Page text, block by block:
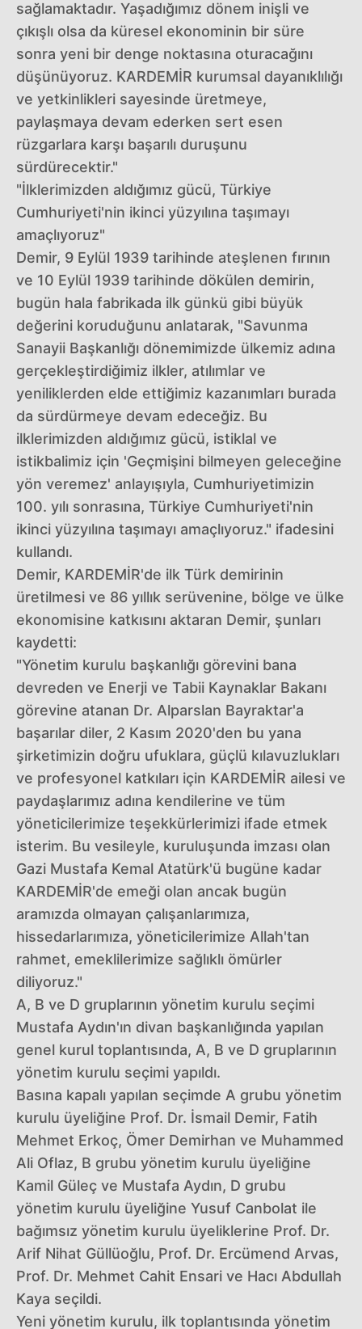
sağlamaktadır. Yaşadığımız dönem inişli ve
çıkışlı olsa da küresel ekonominin bir süre
sonra yeni bir denge noktasına oturacağını
düşünüyoruz. KARDEMİR kurumsal dayanıklılığı
ve yetkinlikleri sayesinde üretmeye,
paylaşmaya devam ederken sert esen
rüzgarlara karşı başarılı duruşunu
sürdürecektir."
"İlklerimizden aldığımız gücü, Türkiye
Cumhuriyeti'nin ikinci yüzyılına taşımayı
amaçlıyoruz"
Demir, 9 Eylül 1939 tarihinde ateşlenen fırının
ve 10 Eylül 1939 tarihinde dökülen demirin,
bugün hala fabrikada ilk günkü gibi büyük
değerini koruduğunu anlatarak, "Savunma
Sanayii Başkanlığı dönemimizde ülkemiz adına
gerçekleştirdiğimiz ilkler, atılımlar ve
yeniliklerden elde ettiğimiz kazanımları burada
da sürdürmeye devam edeceğiz. Bu
ilklerimizden aldığımız gücü, istiklal ve
istikbalimiz için 'Geçmişini bilmeyen geleceğine
yön veremez' anlayışıyla, Cumhuriyetimizin
100. yılı sonrasına, Türkiye Cumhuriyeti'nin
ikinci yüzyılına taşımayı amaçlıyoruz." ifadesini
kullandı.
Demir, KARDEMİR'de ilk Türk demirinin
üretilmesi ve 86 yıllık serüvenine, bölge ve ülke
ekonomisine katkısını aktaran Demir, şunları
kaydetti:
"Yönetim kurulu başkanlığı görevini bana
devreden ve Enerji ve Tabii Kaynaklar Bakanı
görevine atanan Dr. Alparslan Bayraktar'a
başarılar diler, 2 Kasım 2020'den bu yana
şirketimizin doğru ufuklara, güçlü kılavuzlukları
ve profesyonel katkıları için KARDEMİR ailesi ve
paydaşlarımız adına kendilerine ve tüm
yöneticilerimize teşekkürlerimizi ifade etmek
isterim. Bu vesileyle, kuruluşunda imzası olan
Gazi Mustafa Kemal Atatürk'ü bugüne kadar
KARDEMİR'de emeği olan ancak bugün
aramızda olmayan çalışanlarımıza,
hissedarlarımıza, yöneticilerimize Allah'tan
rahmet, emeklilerimize sağlıklı ömürler
diliyoruz."
A, B ve D gruplarının yönetim kurulu seçimi
Mustafa Aydın'ın divan başkanlığında yapılan
genel kurul toplantısında, A, B ve D gruplarının
yönetim kurulu seçimi yapıldı.
Basına kapalı yapılan seçimde A grubu yönetim
kurulu üyeliğine Prof. Dr. İsmail Demir, Fatih
Mehmet Erkoç, Ömer Demirhan ve Muhammed
Ali Oflaz, B grubu yönetim kurulu üyeliğine
Kamil Güleç ve Mustafa Aydın, D grubu
yönetim kurulu üyeliğine Yusuf Canbolat ile
bağımsız yönetim kurulu üyeliklerine Prof. Dr.
Arif Nihat Güllüoğlu, Prof. Dr. Ercümend Arvas,
Prof. Dr. Mehmet Cahit Ensari ve Hacı Abdullah
Kaya seçildi.
Yeni yönetim kurulu, ilk toplantısında yönetim